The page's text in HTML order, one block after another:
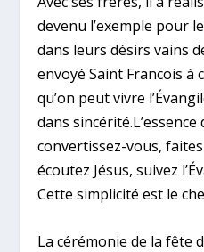
devenu l’exemple pour
dans leurs désirs vains
envoyé Saint Francois
qu’on peut vivre
dans
convertissez-vous,
écoutez Jésus, suivez
Cette simplicité est le
La cérémonie de la fête